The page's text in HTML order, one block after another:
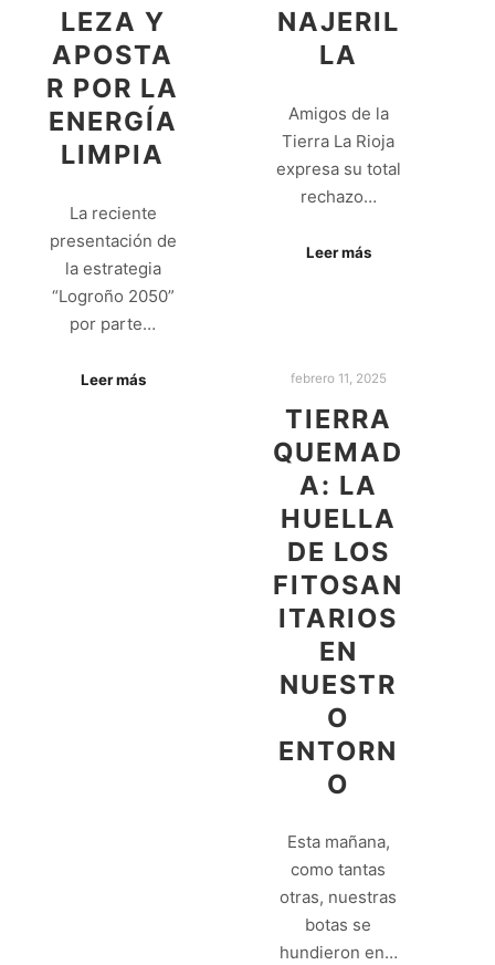
LEZA Y
APOSTA
R POR LA
ENERGÍA
LIMPIA
La reciente
presentación de
la estrategia
“Logroño 2050”
por parte…
Leer más
NAJERIL
LA
Amigos de la
Tierra La Rioja
expresa su total
rechazo…
Leer más
febrero 11, 2025
TIERRA
QUEMAD
A: LA
HUELLA
DE LOS
FITOSAN
ITARIOS
EN
NUESTR
O
ENTORN
O
Esta mañana,
como tantas
otras, nuestras
botas se
hundieron en…